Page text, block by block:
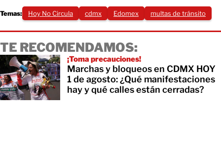
Temas: Hoy No Circula cdmx Edomex multas de tránsito
TE RECOMENDAMOS:
¡Toma precauciones!
Marchas y bloqueos en CDMX HOY
1 de agosto: ¿Qué manifestaciones
hay y qué calles están cerradas?